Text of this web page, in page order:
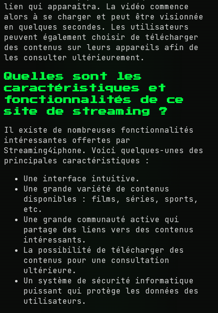
lien qui apparaîtra. La vidéo commence
alors à se charger et peut être visionnée
en quelques secondes. Les utilisateurs
peuvent également choisir de télécharger
des contenus sur leurs appareils afin de
les consulter ultérieurement.
Quelles sont les
caractéristiques et
fonctionnalités de ce
site de streaming ?
Il existe de nombreuses fonctionnalités
intéressantes offertes par
Streaming4iphone. Voici quelques-unes des
principales caractéristiques :
Une interface intuitive.
Une grande variété de contenus
disponibles : films, séries, sports,
etc.
Une grande communauté active qui
partage des liens vers des contenus
intéressants.
La possibilité de télécharger des
contenus pour une consultation
ultérieure.
Un système de sécurité informatique
puissant qui protège les données des
utilisateurs.